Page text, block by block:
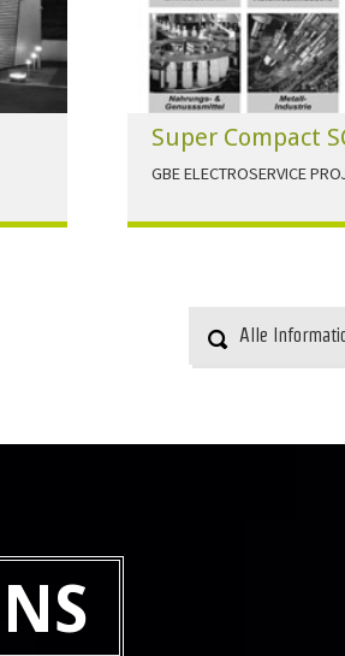
Super Compact
GBE ELECTROSERVICE
Alle